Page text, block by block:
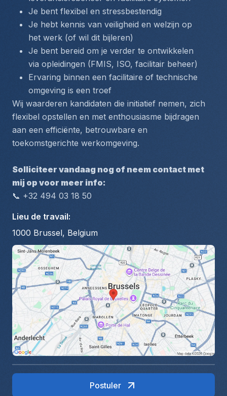
Je bent flexibel en stressbestendig
Je hebt kennis van veiligheid en welzijn op
het werk (of wil dit bijleren)
Je bent bereid om je verder te ontwikkelen
via opleidingen (FMIS, ISO, facilitair beheer)
Ervaring binnen een facilitaire of technische
omgeving is een troef
Wij waarderen kandidaten die initiatief nemen, zich
flexibel opstellen en met enthousiasme bijdragen
aan een efficiënte, betrouwbare en
toekomstgerichte werkomgeving.
Solliciteer vandaag nog of neem contact met
mij op voor meer info:
📞 +32 494 03 18 50
Lieu de travail:
1000 Brussel, Belgium
Postuler